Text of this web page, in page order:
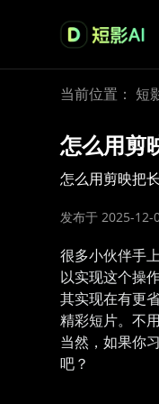
当前位置： 短
怎么用剪
怎么用剪映把
发布于 2025-12-
很多小伙伴手
以实现这个操
其实现在有更
精彩短片。不
当然，如果你
吧？